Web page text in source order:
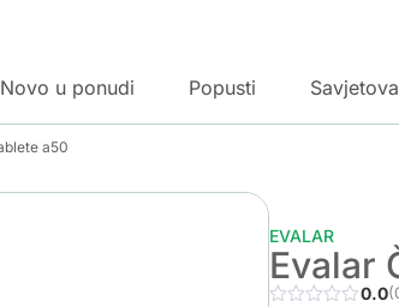
Novo u ponudi Popusti
a50
EVALAR
Evalar
0.0